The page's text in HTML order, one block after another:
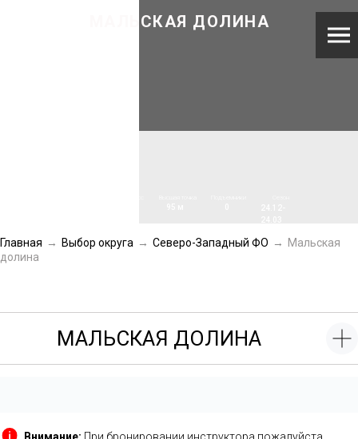
МАЛЬСКАЯ ДОЛИНА
Главная → Выбор округа → Северо-Западный ФО →
Мальская
долина
МАЛЬСКАЯ ДОЛИНА